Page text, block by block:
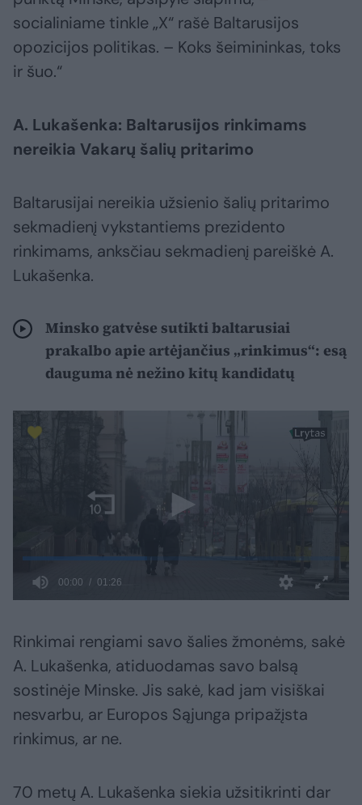
socialiniame tinkle „X“ rašė Baltarusijos
opozicijos politikas. – Koks šeimininkas, toks
ir šuo.“
A. Lukašenka: Baltarusijos rinkimams
nereikia Vakarų šalių pritarimo
Baltarusijai nereikia užsienio šalių pritarimo
sekmadienį vykstantiems prezidento
rinkimams, anksčiau sekmadienį pareiškė A.
Lukašenka.
Minsko gatvėse sutikti baltarusiai
prakalbo apie artėjančius „rinkimus“: esą
dauguma nė nežino kitų kandidatų
Rinkimai rengiami savo šalies žmonėms, sakė
A. Lukašenka, atiduodamas savo balsą
sostinėje Minske. Jis sakė, kad jam visiškai
nesvarbu, ar Europos Sąjunga pripažįsta
rinkimus, ar ne.
70 metų A. Lukašenka siekia užsitikrinti dar